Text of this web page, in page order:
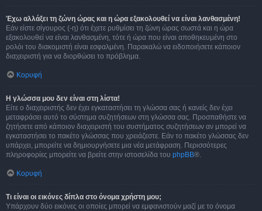
Έχω αλλάξει τη ζώνη ώρας και η ώρα εξακολουθεί να είναι λανθασμένη!
Εάν είστε σίγουρος (-η) ότι έχετε ρυθμίσει τη ζώνη ώρας σωστά και η ώρα
εξακολουθεί να είναι λανθασμένη, τότε ή ώρα που είναι αποθηκευμένη στο
ρολόι του διακομιστή είναι εσφαλμένη. Παρακαλώ να ειδοποιήσετε κάποιον
διαχειριστή για να διορθώσει το πρόβλημα.
Κορυφή
Η γλώσσα μου δεν είναι στη λίστα!
Είτε ο διαχειριστής δεν έχει εγκαταστήσει τη γλώσσα σας ή κανείς δεν έχει
μεταφράσει αυτό το σύστημα συζητήσεων στη γλώσσα σας. Προσπαθήστε να
ζητήσετε από κάποιον διαχειριστή του συστήματος συζητήσεων αν μπορεί να
εγκαταστήσει το πακέτο γλώσσας που χρειάζεστε. Εάν το πακέτο γλώσσας δεν
υπάρχει, μπορείτε να δημιουργήσετε μια νέα μετάφραση. Περισσότερες
πληροφορίες μπορείτε να βρείτε στην ιστοσελίδα του phpBB®.
Κορυφή
Τι είναι οι εικόνες δίπλα στο όνομα χρήστη μου;
Υπάρχουν δύο εικόνες οι οποίες μπορεί να εμφανιστούν μαζί με το όνομα